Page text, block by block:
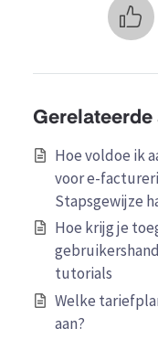
Hoe voldoe ik
voor e-
Stapsgewijze
Hoe krijg je
tutorials
Welke
aan?